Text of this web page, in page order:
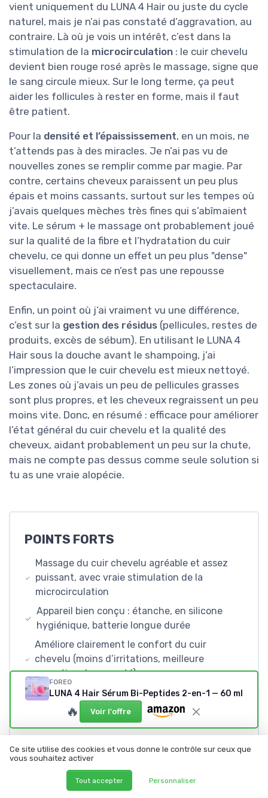
vient uniquement du LUNA 4 Hair ou juste du cycle
naturel, mais je n’ai pas constaté d’aggravation, au
contraire. Là où je vois un intérêt, c’est dans la
stimulation de la microcirculation : le cuir chevelu
devient bien rouge rosé après le massage, signe que
le sang circule mieux. Sur le long terme, ça peut
aider les follicules à rester en forme, mais il faut
être patient.
Pour la densité et l’épaississement, en un mois, ne
t’attends pas à des miracles. Je n’ai pas vu de
nouvelles zones se remplir comme par magie. Par
contre, certains cheveux paraissent un peu plus
épais et moins cassants, surtout sur les tempes où
j’avais quelques mèches très fines qui s’abîmaient
vite. Le sérum + le massage ont probablement joué
sur la qualité de la fibre et l’hydratation du cuir
chevelu, ce qui donne un effet un peu plus "dense"
visuellement, mais ce n’est pas une repousse
spectaculaire.
Enfin, un point où j’ai vraiment vu une différence,
c’est sur la gestion des résidus (pellicules, restes de
produits, excès de sébum). En utilisant le LUNA 4
Hair sous la douche avant le shampoing, j’ai
l’impression que le cuir chevelu est mieux nettoyé.
Les zones où j’avais un peu de pellicules grasses
sont plus propres, et les cheveux regraissent un peu
moins vite. Donc, en résumé : efficace pour améliorer
l’état général du cuir chevelu et la qualité des
cheveux, aidant probablement un peu sur la chute,
mais ne compte pas dessus comme seule solution si
tu as une vraie alopécie.
POINTS FORTS
Massage du cuir chevelu agréable et assez
puissant, avec vraie stimulation de la
microcirculation
Appareil bien conçu : étanche, en silicone
hygiénique, batterie longue durée
Améliore clairement le confort du cuir
chevelu (moins d’irritations, meilleure
sensation de propreté)
POINTS FAIBLES
un complément et non un traitement miracle
Dépendance à l’appli pour certains réglages
et modes, avec options payantes
FOREO
LUNA 4 Hair Sérum Bi-Peptides 2-en-1 — 60 ml
🔥 Voir l'offre
Ce site utilise des cookies et vous donne le contrôle sur ceux que
vous souhaitez activer
Tout accepter Personnaliser